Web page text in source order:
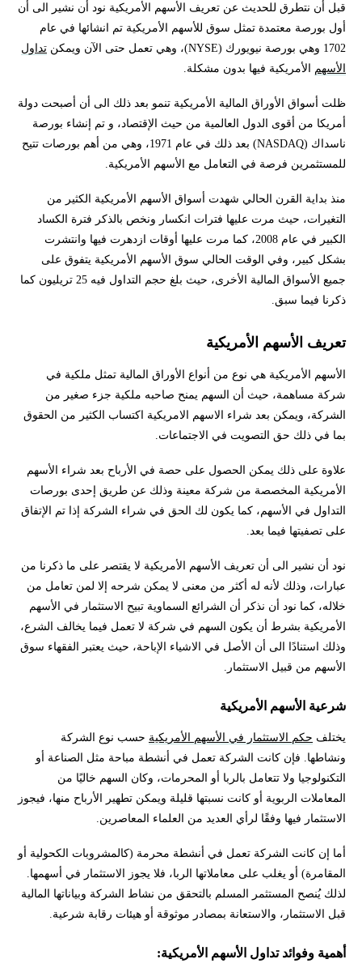
قبل أن نتطرق للحديث عن تعريف الأسهم الأمريكية نود أن نشير الى أن
أول بورصة معتمدة تمثل سوق للأسهم الأمريكية تم انشائها في عام
1702 وهي بورصة نيويورك (NYSE)، وهي تعمل حتى الآن ويمكن
تداول
الأسهم الأمريكية فيها بدون مشكلة.
ظلت أسواق الأوراق المالية الأمريكية تنمو بعد ذلك الى أن أصبحت دولة
أمريكا من أقوى الدول العالمية من حيث الإقتصاد، و تم إنشاء بورصة
ناسداك (NASDAQ) بعد ذلك في عام 1971، وهي من أهم بورصات تتيح
للمستثمرين فرصة في التعامل مع الأسهم الأمريكية.
منذ بداية القرن الحالي شهدت أسواق الأسهم الأمريكية الكثير من
التغيرات، حيث مرت عليها فترات انكسار ونخص بالذكر فترة الكساد
الكبير في عام 2008، كما مرت عليها أوقات ازدهرت فيها وانتشرت
بشكل كبير، وفي الوقت الحالي سوق الأسهم الأمريكية يتفوق على
جميع الأسواق المالية الأخرى، حيث بلغ حجم التداول فيه 25 تريليون كما
ذكرنا فيما سبق.
تعريف الأسهم الأمريكية
الأسهم الأمريكية هي نوع من أنواع الأوراق المالية تمثل ملكية في
شركة مساهمة، حيث أن السهم يمنح صاحبه ملكية جزء صغير من
الشركة، ويمكن بعد شراء الاسهم الامريكية اكتساب الكثير من الحقوق
بما في ذلك حق التصويت في الاجتماعات.
علاوة على ذلك يمكن الحصول على حصة في الأرباح بعد شراء الأسهم
الأمريكية المخصصة من شركة معينة وذلك عن طريق إحدى بورصات
التداول في الأسهم، كما يكون لك الحق في شراء الشركة إذا تم الإتفاق
على تصفيتها فيما بعد.
نود أن نشير الى أن تعريف الأسهم الأمريكية لا يقتصر على ما ذكرنا من
عبارات، وذلك لأنه له أكثر من معنى لا يمكن شرحه إلا لمن تعامل من
خلاله، كما نود أن نذكر أن الشرائع السماوية تبيح الاستثمار في الأسهم
الأمريكية بشرط أن يكون السهم في شركة لا تعمل فيما يخالف الشرع،
وذلك استنادًا الى أن الأصل في الاشياء الإباحة، حيث يعتبر الفقهاء سوق
الأسهم من قبيل الاستثمار.
شرعية الأسهم الأمريكية
يختلف حكم الاستثمار في الأسهم الأمريكية حسب نوع الشركة
ونشاطها. فإن كانت الشركة تعمل في أنشطة مباحة مثل الصناعة أو
التكنولوجيا ولا تتعامل بالربا أو المحرمات، وكان السهم خاليًا من
المعاملات الربوية أو كانت نسبتها قليلة ويمكن تطهير الأرباح منها، فيجوز
الاستثمار فيها وفقًا لرأي العديد من العلماء المعاصرين.
أما إن كانت الشركة تعمل في أنشطة محرمة (كالمشروبات الكحولية أو
المقامرة) أو يغلب على معاملاتها الربا، فلا يجوز الاستثمار في أسهمها.
لذلك يُنصح المستثمر المسلم بالتحقق من نشاط الشركة وبياناتها المالية
قبل الاستثمار، والاستعانة بمصادر موثوقة أو هيئات رقابة شرعية.
أهمية وفوائد تداول الأسهم الأمريكية: